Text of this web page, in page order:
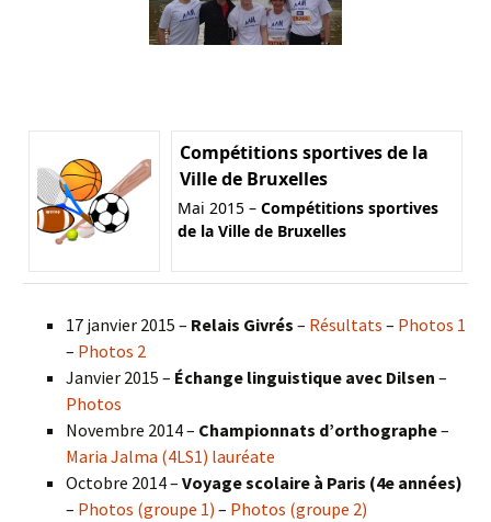
Compétitions sportives de la
Ville de Bruxelles
Mai 2015 – Compétitions sportives
de la Ville de Bruxelles
17 janvier 2015 – Relais Givrés – Résultats – Photos 1
– Photos 2
Janvier 2015 – Échange linguistique avec Dilsen –
Photos
Novembre 2014 – Championnats d’orthographe–
Maria Jalma (4LS1) lauréate
Octobre 2014 – Voyage scolaire à Paris (4e années)
– Photos (groupe 1) – Photos (groupe 2)